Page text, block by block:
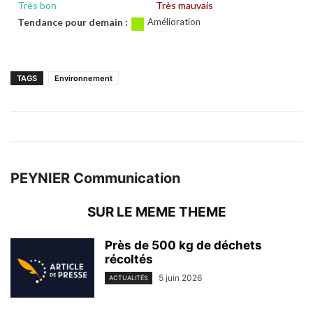
TAGS Environnement
PEYNIER Communication
SUR LE MEME THEME
Près de 500 kg de déchets
récoltés
ACTUALITÉS 5 juin 2026